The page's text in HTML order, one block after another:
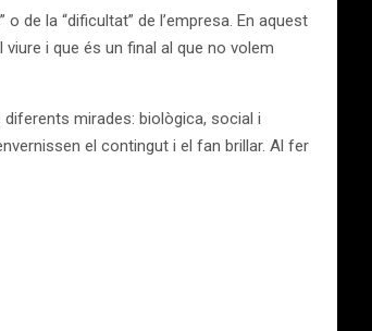
de la “dificultat” de l’empresa. En aquest
i que és un final al que no volem
mirades: biològica, social i
el contingut i el fan brillar. Al fer